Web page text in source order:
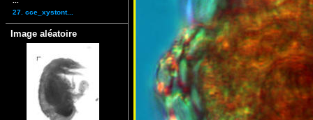
27. cce_xystont...
Image aléatoire